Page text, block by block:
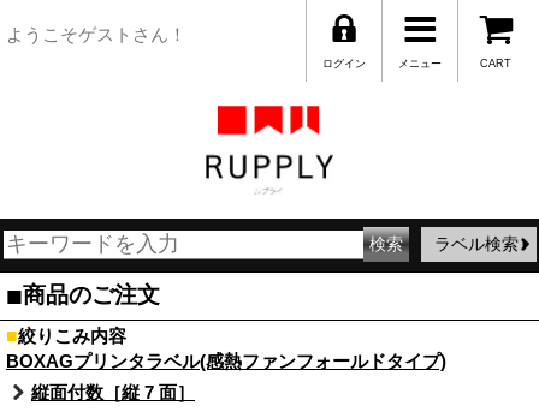
ようこそゲストさん！
CART
メニュー
ログイン
ラベル検索
■商品のご注文
■絞りこみ内容
BOXAGプリンタラベル(感熱ファンフォールドタイプ)
縦面付数［縦 7 面］